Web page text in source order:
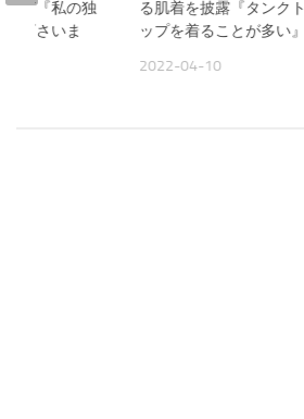
る肌着を披露『タンクト
ップを着ることが多い』
2022-04-10
宣言『私の独
下さいま